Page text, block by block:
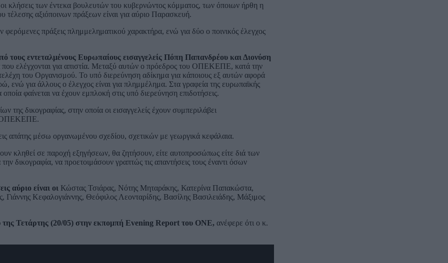
κλήσεις των έντεκα βουλευτών του κυβερνώντος κόμματος, των όποιων ήρθη η
τέλεσης αξιόποινων πράξεων είναι για αύριο Παρασκευή.
πράξεις πλημμεληματικού χαρακτήρα, ενώ για δύο ο ποινικός έλεγχος
τους εντεταλμένους Ευρωπαίους εισαγγελείς Πόπη Παπανδρέου και Διονύση
που ελέγχονται για απιστία. Μεταξύ αυτών ο πρόεδρος του ΟΠΕΚΕΠΕ, κατά την
του Οργανισμού. Το υπό διερεύνηση αδίκημα για κάποιους εξ αυτών αφορά
ενώ για άλλους ο έλεγχος είναι για πλημμέλημα. Στα γραφεία της ευρωπαϊκής
φαίνεται να έχουν εμπλοκή στις υπό διερεύνηση επιδοτήσεις.
της δικογραφίας, στην οποία οι εισαγγελείς έχουν συμπεριλάβει
ΟΠΕΚΕΠΕ.
απάτης μέσω οργανωμένου σχεδίου, σχετικών με γεωργικά κεφάλαια.
κληθεί σε παροχή εξηγήσεων, θα ζητήσουν, είτε αυτοπροσώπως είτε διά των
δικογραφία, να προετοιμάσουν γραπτώς τις απαντήσεις τους έναντι όσων
αύριο είναι οι Κώστας Τσιάρας, Νότης Μηταράκης, Κατερίνα Παπακώστα,
Κεφαλογιάννης, Θεόφιλος Λεονταρίδης, Βασίλης Βασιλειάδης, Μάξιμος
Τετάρτης (20/05) στην εκπομπή Evening Report του ONE, ανέφερε ότι ο κ.